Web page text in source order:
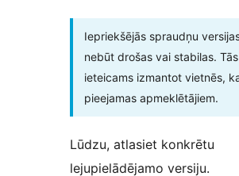
Iepriekšējās spraudņu
nebūt drošas vai stabilas.
ieteicams izmantot vietnēs,
pieejamas apmeklētājiem.
Lūdzu, atlasiet konkrētu
lejupielādējamo versiju.